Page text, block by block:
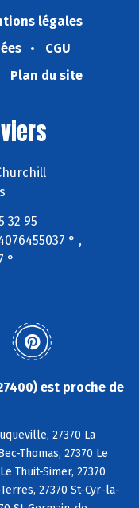
légales
CGU
Plan du site
32 95
° ,
°
est proche de
27370 La
Thomas, 27370 Le
Thuit-Simer, 27370
27370 St-Cyr-la-